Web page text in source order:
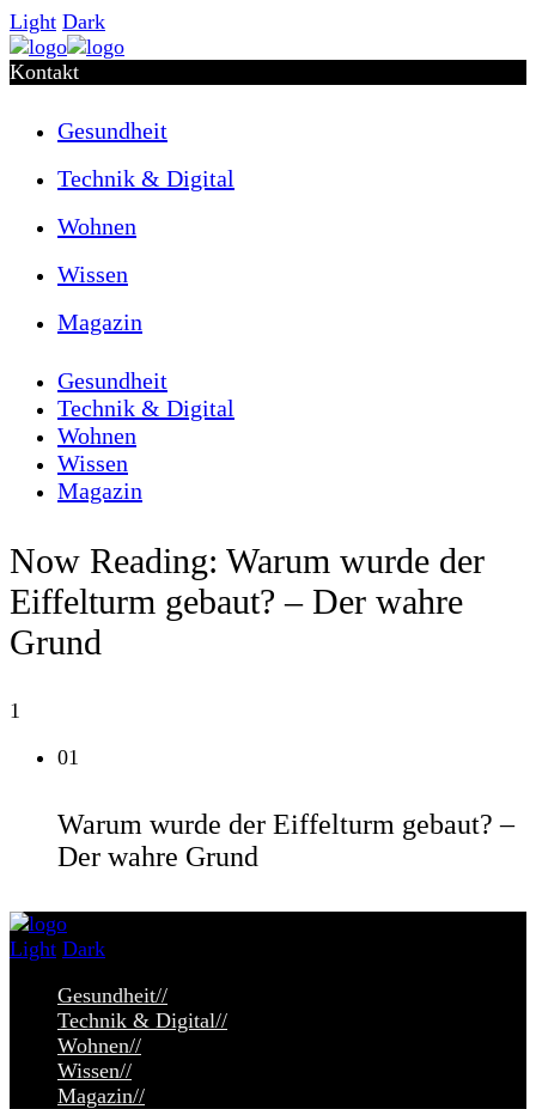
Light Dark
Kontakt
Gesundheit
Technik & Digital
Wohnen
Wissen
Magazin
Gesundheit
Technik & Digital
Wohnen
Wissen
Magazin
Now Reading: Warum wurde der
Eiffelturm gebaut? – Der wahre
Grund
1
01
Warum wurde der Eiffelturm gebaut? –
Der wahre Grund
Light Dark
Gesundheit//
Technik & Digital//
Wohnen//
Wissen//
Magazin//